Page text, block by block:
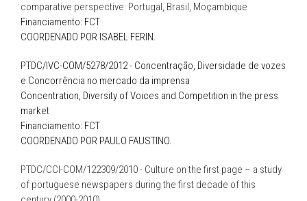
comparative perspective: Portugal, Brasil, Moçambique
Financiamento: FCT
COORDENADO POR ISABEL FERIN.
PTDC/IVC-COM/5278/2012 - Concentração, Diversidade de vozes
e Concorrência no mercado da imprensa
Concentration, Diversity of Voices and Competition in the press
market
Financiamento: FCT
COORDENADO POR PAULO FAUSTINO.
PTDC/CCI-COM/122309/2010 - Culture on the first page – a study
of portuguese newspapers during the first decade of this